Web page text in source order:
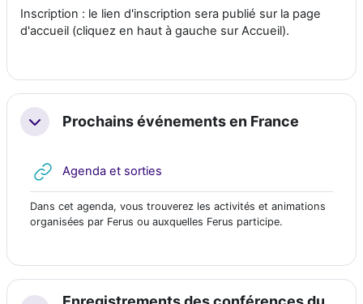
Inscription : le lien d'inscription sera publié sur la page
d'accueil (cliquez en haut à gauche sur Accueil).
ReplierProchains événements en France
Agenda et sorties
Dans cet agenda, vous trouverez les activités et animations
organisées par Ferus ou auxquelles Ferus participe.